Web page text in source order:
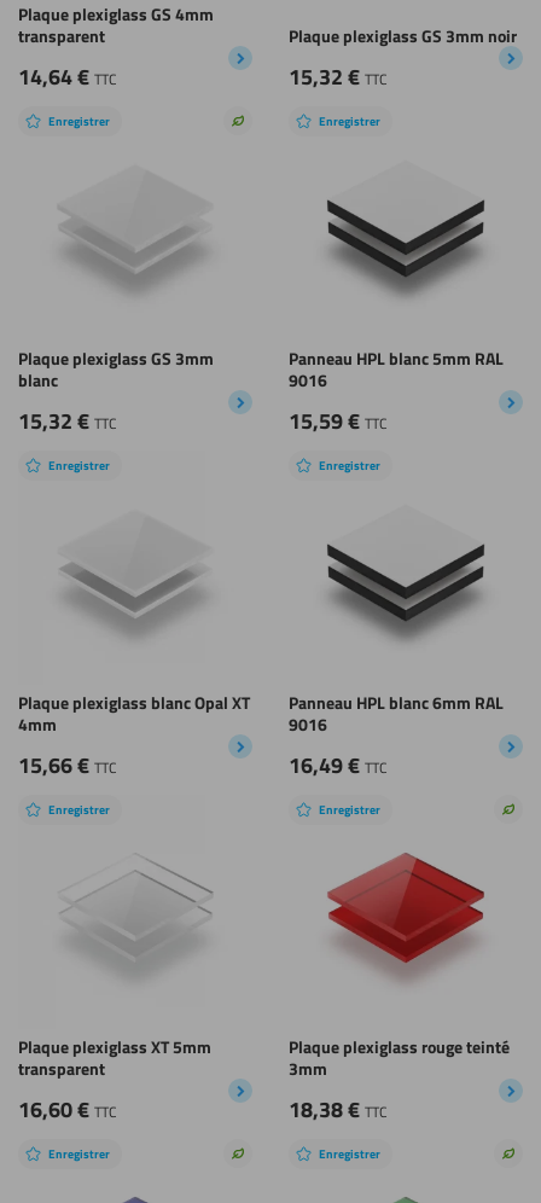
Plaque plexiglass GS 4mm
transparent
14,64€ TTC
Plaque plexiglass GS 3mm noir
15,32€ TTC
Enregistrer
Plaque plexiglass GS 3mm
blanc
15,32€ TTC
Choix
Enregistrer
Panneau HPL blanc 5mm RAL
9016
15,59€ TTC
Enregistrer
Plaque plexiglass blanc Opal XT
4mm
15,66€ TTC
Enregistrer
Panneau HPL blanc 6mm RAL
9016
16,49€ TTC
Enregistrer
Plaque plexiglass XT 5mm
transparent
16,60€ TTC
Enregistrer
Plaque plexiglass rouge teinté
3mm
18,38€ TTC
Enregistrer
Choix
Enregistrer